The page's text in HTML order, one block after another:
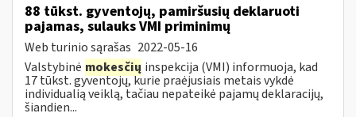
88 tūkst. gyventojų, pamiršusių deklaruoti
pajamas, sulauks VMI priminimų
Web turinio sąrašas 2022-05-16
Valstybinė mokesčių inspekcija (VMI) informuoja, kad
17 tūkst. gyventojų, kurie praėjusiais metais vykdė
individualią veiklą, tačiau nepateikė pajamų deklaracijų,
šiandien...